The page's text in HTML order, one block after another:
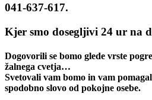
041-637-617.
Kjer smo dosegljivi 24 ur na
Dogovorili se bomo glede vrste
žalnega cvetja…
Svetovali vam bomo in vam
spodobno slovo od pokojne osebe.